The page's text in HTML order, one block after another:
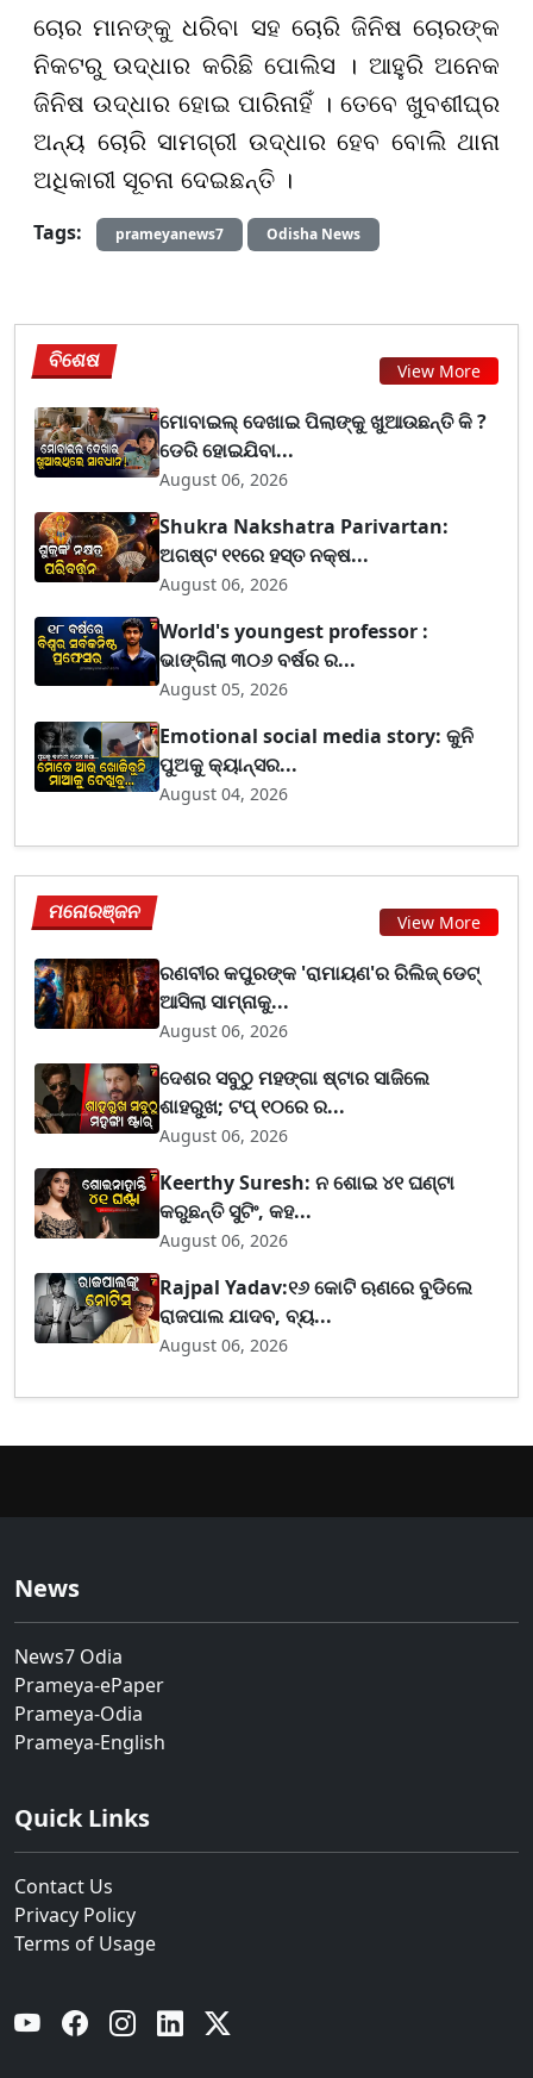
ଚୋର ମାନଙ୍କୁ ଧରିବା ସହ ଚୋରି ଜିନିଷ ଚୋରଙ୍କ
ନିକଟରୁ ଉଦ୍ଧାର କରିଛି ପୋଲିସ । ଆହୁରି ଅନେକ
ଜିନିଷ ଉଦ୍ଧାର ହୋଇ ପାରିନାହିଁ । ତେବେ ଖୁବଶୀଘ୍ର
ଅନ୍ୟ ଚୋରି ସାମଗ୍ରୀ ଉଦ୍ଧାର ହେବ ବୋଲି ଥାନା
ଅଧିକାରୀ ସୂଚନା ଦେଇଛନ୍ତି ।
Tags:
prameyanews7 Odisha News
ବିଶେଷ View More
ମୋବାଇଲ୍ ଦେଖାଇ ପିଲାଙ୍କୁ ଖୁଆଉଛନ୍ତି କି ?
ଡେରି ହୋଇଯିବା...
August 06, 2026
Shukra Nakshatra Parivartan:
ଅଗଷ୍ଟ ୧୧ରେ ହସ୍ତ ନକ୍ଷ...
August 06, 2026
World's youngest professor :
ଭାଙ୍ଗିଲା ୩୦୬ ବର୍ଷର ର...
August 05, 2026
Emotional social media story: କୁନି
ପୁଅକୁ କ୍ୟାନ୍ସର...
August 04, 2026
ମନୋରଞ୍ଜନ View More
ରଣବୀର କପୁରଙ୍କ 'ରାମାୟଣ'ର ରିଲିଜ୍ ଡେଟ୍
ଆସିଲା ସାମ୍ନାକୁ...
August 06, 2026
ଦେଶର ସବୁଠୁ ମହଙ୍ଗା ଷ୍ଟାର ସାଜିଲେ
ଶାହରୁଖ; ଟପ୍‌ ୧୦ରେ ର...
August 06, 2026
Keerthy Suresh: ନ ଶୋଇ ୪୧ ଘଣ୍ଟା
କରୁଛନ୍ତି ସୁଟିଂ, କହ...
August 06, 2026
Rajpal Yadav:୧୬ କୋଟି ଋଣରେ ବୁଡିଲେ
ରାଜପାଲ ଯାଦବ, ବ୍ୟ...
August 06, 2026
News
News7 Odia
Prameya-ePaper
Prameya-Odia
Prameya-English
Quick Links
Contact Us
Privacy Policy
Terms of Usage
YouTube Facebook Instagram Linkedin